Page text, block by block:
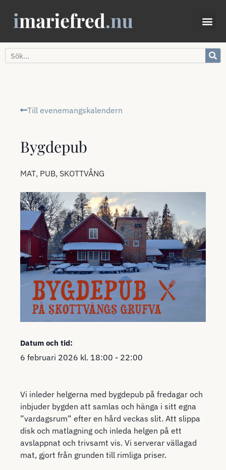
Till evenemangskalendern
Bygdepub
MAT, PUB, SKOTTVÅNG
Datum och tid:
6 februari 2026 kl. 18:00 - 22:00
Vi inleder helgerna med bygdepub på fredagar och
inbjuder bygden att samlas och hänga i sitt egna
”vardagsrum” efter en hård veckas slit. Att slippa
disk och matlagning och inleda helgen på ett
avslappnat och trivsamt vis. Vi serverar vällagad
mat, gjort från grunden till rimliga priser.